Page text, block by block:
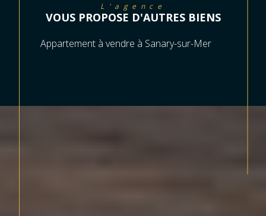
L'agence
VOUS PROPOSE D'AUTRES BIENS
Appartement à vendre à Sanary-sur-Mer